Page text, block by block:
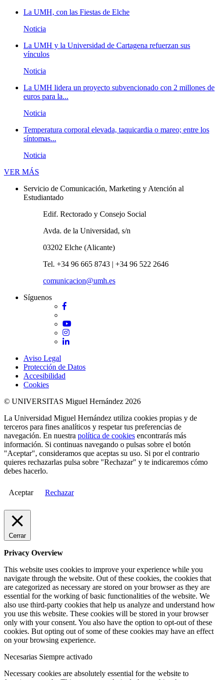
La UMH, con las Fiestas de Elche
Noticia
La UMH y la Universidad de Cartagena refuerzan sus
vínculos
Noticia
La UMH lidera un proyecto subvencionado con 2 millones de
euros para la...
Noticia
Temperatura corporal elevada, taquicardia o mareo; entre los
síntomas...
Noticia
VER MÁS
Servicio de Comunicación, Marketing y Atención al
Estudiantado
Edif. Rectorado y Consejo Social
Avda. de la Universidad, s/n
03202 Elche (Alicante)
Tel. +34 96 665 8743 | +34 96 522 2646
comunicacion@umh.es
Síguenos
Facebook
YouTube
Instagram
LinkedIn
Aviso Legal
Protección de Datos
Accesibilidad
Cookies
© UNIVERSITAS Miguel Hernández 2026
La Universidad Miguel Hernández utiliza cookies propias y de
terceros para fines analíticos y respetar tus preferencias de
navegación. En nuestra política de cookies encontrarás más
información. Si continuas navegando o pulsas sobre el botón
"Aceptar", consideramos que aceptas su uso. Si por el contrario
quieres rechazarlas pulsa sobre "Rechazar" y te indicaremos cómo
debes hacerlo.
Aceptar Rechazar
Cerrar
Privacy Overview
This website uses cookies to improve your experience while you
navigate through the website. Out of these cookies, the cookies that
are categorized as necessary are stored on your browser as they are
essential for the working of basic functionalities of the website. We
also use third-party cookies that help us analyze and understand how
you use this website. These cookies will be stored in your browser
only with your consent. You also have the option to opt-out of these
cookies. But opting out of some of these cookies may have an effect
on your browsing experience.
Necesarias Siempre activado
Necessary cookies are absolutely essential for the website to